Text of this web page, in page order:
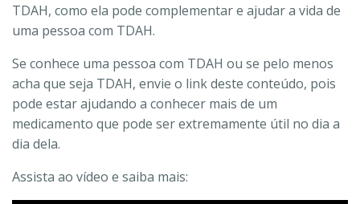
TDAH, como ela pode complementar e ajudar a vida de
uma pessoa com TDAH.
Se conhece uma pessoa com TDAH ou se pelo menos
acha que seja TDAH, envie o link deste conteúdo, pois
pode estar ajudando a conhecer mais de um
medicamento que pode ser extremamente útil no dia a
dia dela.
Assista ao vídeo e saiba mais: